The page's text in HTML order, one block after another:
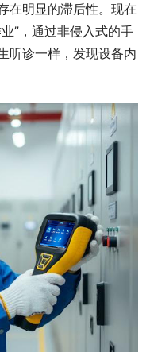
在明显的滞后性。现在
”，通过非侵入式的手
听诊一样，发现设备内